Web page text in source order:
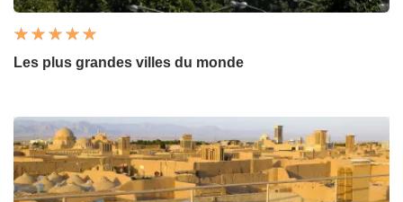
Les plus grandes villes du monde